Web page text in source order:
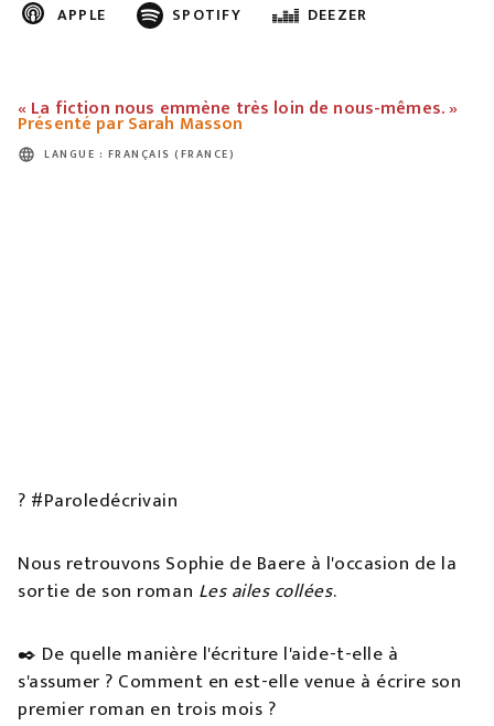
APPLE SPOTIFY DEEZER
« La fiction nous emmène très loin de nous-mêmes. »
Présenté par Sarah Masson
language LANGUE : FRANÇAIS (FRANCE)
?️ #Paroledécrivain
Nous retrouvons Sophie de Baere à l'occasion de la
sortie de son roman Les ailes collées.
✒️ De quelle manière l'écriture l'aide-t-elle à
s'assumer ? Comment en est-elle venue à écrire son
premier roman en trois mois ?